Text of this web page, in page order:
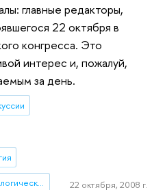
главные редакторы,
22 октября в
конгресса. Это
интерес и, пожалуй,
за день.
Третий Всероссийский социологический конгресс 22 октября, 2008 г.